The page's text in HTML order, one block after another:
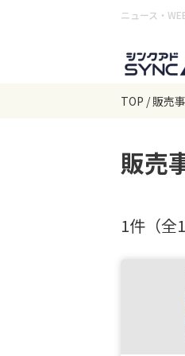
ニュース・
TOP
販売
販売
1件（全1